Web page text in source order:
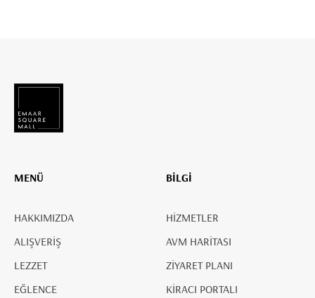
MENÜ
HAKKIMIZDA
ALIŞVERİŞ
LEZZET
EĞLENCE
BİLGİ
HİZMETLER
AVM HARİTASI
ZİYARET PLANI
KİRACI PORTALI